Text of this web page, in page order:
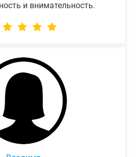
и внимательность.